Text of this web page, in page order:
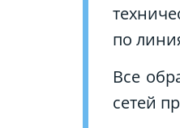
по
Все
сетей